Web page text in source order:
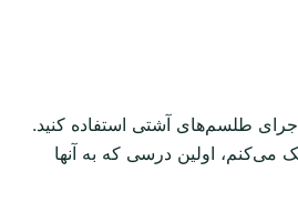
طلسم‌های آشتی استفاده کنید.
می‌کنم، اولین درسی که به آنها